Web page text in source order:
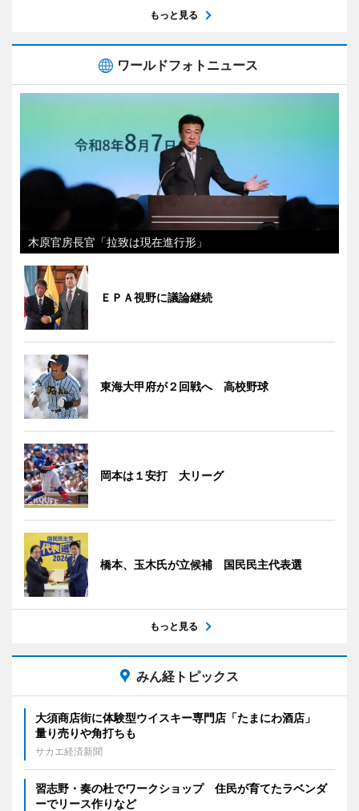
もっと見る
ワールドフォトニュース
木原官房長官「拉致は現在進行形」
ＥＰＡ視野に議論継続
東海大甲府が２回戦へ 高校野球
岡本は１安打 大リーグ
橋本、玉木氏が立候補 国民民主代表選
もっと見る
みん経トピックス
大須商店街に体験型ウイスキー専門店「たまにわ酒店」
量り売りや角打ちも
サカエ経済新聞
習志野・奏の杜でワークショップ 住民が育てたラベンダ
ーでリース作りなど